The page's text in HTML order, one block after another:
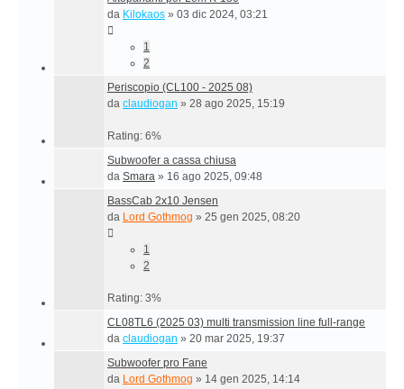
da Kilokaos » 03 dic 2024, 03:21
1
2
Periscopio (CL100 - 2025 08)
da claudiogan » 28 ago 2025, 15:19
Rating: 6%
Subwoofer a cassa chiusa
da Smara » 16 ago 2025, 09:48
BassCab 2x10 Jensen
da Lord Gothmog » 25 gen 2025, 08:20
1
2
Rating: 3%
CL08TL6 (2025 03) multi transmission line full-range
da claudiogan » 20 mar 2025, 19:37
Subwoofer pro Fane
da Lord Gothmog » 14 gen 2025, 14:14